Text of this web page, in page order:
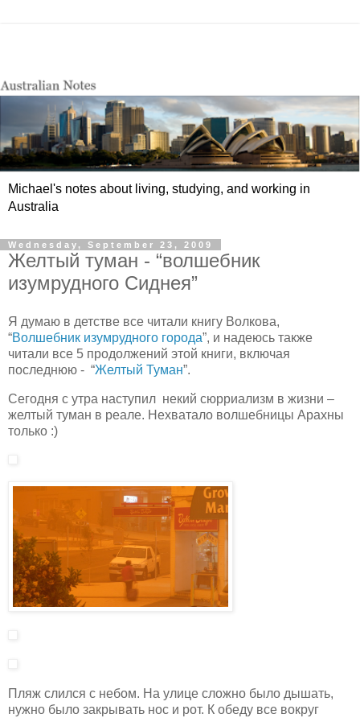
Michael's notes about living, studying, and working in
Australia
Wednesday, September 23, 2009
Желтый туман - “волшебник
изумрудного Сиднея”
Я думаю в детстве все читали книгу Волкова,
“Волшебник изумрудного города”, и надеюсь также
читали все 5 продолжений этой книги, включая
последнюю - “Желтый Туман”.
Сегодня с утра наступил некий сюрриализм в жизни –
желтый туман в реале. Нехватало волшебницы Арахны
только :)
Пляж слился с небом. На улице сложно было дышать,
нужно было закрывать нос и рот. К обеду все вокруг